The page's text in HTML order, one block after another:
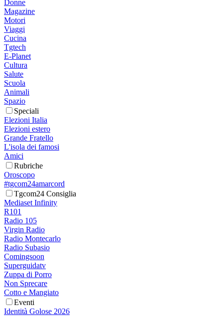
Donne
Magazine
Motori
Viaggi
Cucina
Tgtech
E-Planet
Cultura
Salute
Scuola
Animali
Spazio
Speciali
Elezioni Italia
Elezioni estero
Grande Fratello
L'isola dei famosi
Amici
Rubriche
Oroscopo
#tgcom24amarcord
Tgcom24 Consiglia
Mediaset Infinity
R101
Radio 105
Virgin Radio
Radio Montecarlo
Radio Subasio
Comingsoon
Superguidatv
Zuppa di Porro
Non Sprecare
Cotto e Mangiato
Eventi
Identità Golose 2026